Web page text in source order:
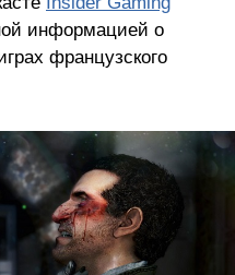
информацией о
французского